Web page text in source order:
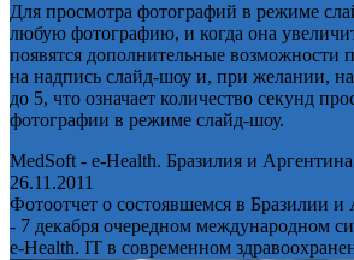
Для просмотра фотографий в режиме
любую фотографию, и когда она
появятся дополнительные возможности
на надпись слайд-шоу и, при желании,
до 5, что означает количество секунд
фотографии в режиме слайд-шоу.
MedSoft - e-Health. Бразилия и Аргентина
26.11.2011
Фотоотчет о состоявшемся в Бразилии и
- 7 декабря очередном международном
e-Health. IT в современном